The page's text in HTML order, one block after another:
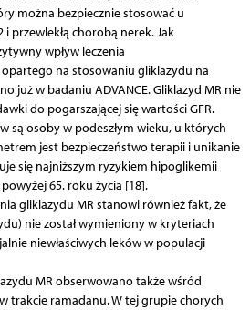
można bezpiecznie stosować u
przewlekłą chorobą nerek. Jak
wpływ leczenia
na stosowaniu gliklazydu na
już w badaniu ADVANCE. Gliklazyd MR nie
do pogarszającej się wartości GFR.
są osoby w podeszłym wieku, u których
jest bezpieczeństwo terapii i unikanie
się najniższym ryzykiem hipoglikemii
65. roku życia [18].
gliklazydu MR stanowi również fakt, że
nie został wymieniony w kryteriach
niewłaściwych leków w populacji
MR obserwowano także wśród
trakcie ramadanu. W tej grupie chorych